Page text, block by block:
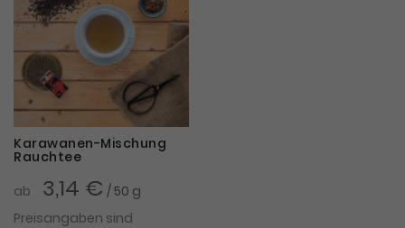
Karawanen-Mischung
Rauchtee
ab
3,14 € / 50 g
Preisangaben sind